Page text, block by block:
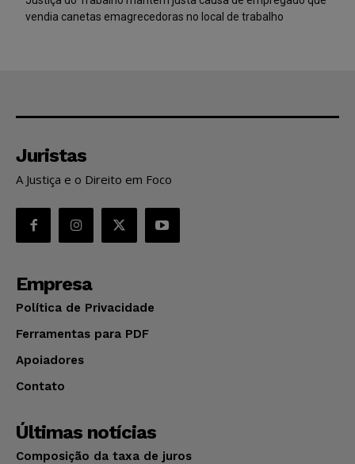
vendia canetas emagrecedoras no local de trabalho
Juristas
A Justiça e o Direito em Foco
Empresa
Política de Privacidade
Ferramentas para PDF
Apoiadores
Contato
Últimas notícias
Composição da taxa de juros